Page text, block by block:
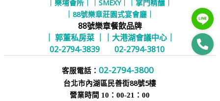
｜樂埔薈所｜ ｜SMEXY｜
｜掌門精釀｜
｜88號樂章莊園式宴會廳｜
88號樂章餐飲品牌
｜ 郭董私房菜 ｜
02-2794-3839
｜大港湖會議中心｜
02-2794-3810
客服電話：02-2794-3800
台北市內湖區民善街88號5樓
營業時間 10：00-21：00